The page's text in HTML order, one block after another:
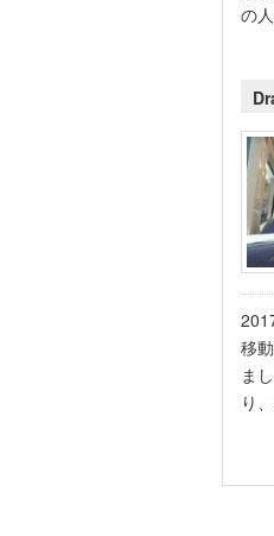
の
移
ま
り